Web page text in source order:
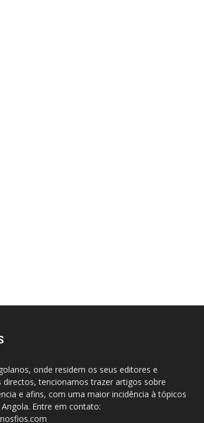
onde residem os seus editores e
directos, tencionamos trazer artigos sobre
e afins, com uma maior incidência à tópicos
Entre em contato: